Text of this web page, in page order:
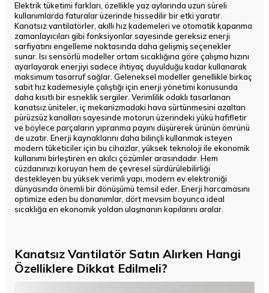
Elektrik tüketimi farkları, özellikle yaz aylarında uzun süreli
kullanımlarda faturalar üzerinde hissedilir bir etki yaratır.
Kanatsız vantilatörler, akıllı hız kademeleri ve otomatik kapanma
zamanlayıcıları gibi fonksiyonlar sayesinde gereksiz enerji
sarfiyatını engelleme noktasında daha gelişmiş seçenekler
sunar. Isı sensörlü modeller ortam sıcaklığına göre çalışma hızını
ayarlayarak enerjiyi sadece ihtiyaç duyulduğu kadar kullanarak
maksimum tasarruf sağlar. Geleneksel modeller genellikle birkaç
sabit hız kademesiyle çalıştığı için enerji yönetimi konusunda
daha kısıtlı bir esneklik sergiler. Verimlilik odaklı tasarlanan
kanatsız üniteler, iç mekanizmadaki hava sürtünmesini azaltan
pürüzsüz kanalları sayesinde motorun üzerindeki yükü hafifletir
ve böylece parçaların yıpranma payını düşürerek ürünün ömrünü
de uzatır. Enerji kaynaklarını daha bilinçli kullanmak isteyen
modern tüketiciler için bu cihazlar, yüksek teknoloji ile ekonomik
kullanımı birleştiren en akılcı çözümler arasındadır. Hem
cüzdanınızı koruyan hem de çevresel sürdürülebilirliği
destekleyen bu yüksek verimli yapı, modern ev elektroniği
dünyasında önemli bir dönüşümü temsil eder. Enerji harcamasını
optimize eden bu donanımlar, dört mevsim boyunca ideal
sıcaklığa en ekonomik yoldan ulaşmanın kapılarını aralar.
Kanatsız Vantilatör Satın Alırken Hangi
Özelliklere Dikkat Edilmeli?